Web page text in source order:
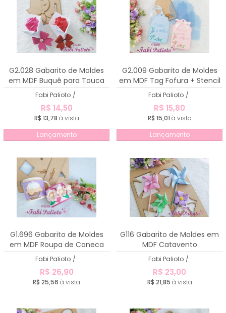
G2.028 Gabarito de Moldes
em MDF Buquê para Touca
de Cetim
Fabi Palioto /
R$ 14,50
R$ 13,78 à vista
Lançamento
G2.009 Gabarito de Moldes
em MDF Tag Fofura + Stencil
Fabi Palioto /
R$ 15,80
R$ 15,01 à vista
Lançamento
G1.696 Gabarito de Moldes
em MDF Roupa de Caneca
Mamãe
Fabi Palioto /
R$ 26,90
R$ 25,56 à vista
G116 Gabarito de Moldes em
MDF Catavento
Fabi Palioto /
R$ 23,00
R$ 21,85 à vista